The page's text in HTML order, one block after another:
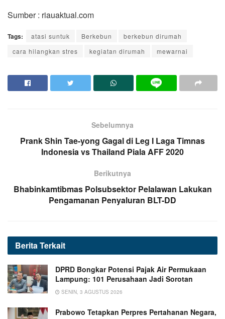
Sumber : riauaktual.com
Tags: atasi suntuk Berkebun
berkebun dirumah
cara hilangkan stres
kegiatan dirumah mewarnai
Sebelumnya
Prank Shin Tae-yong Gagal di Leg I Laga Timnas
Indonesia vs Thailand Piala AFF 2020
Berikutnya
Bhabinkamtibmas Polsubsektor Pelalawan Lakukan
Pengamanan Penyaluran BLT-DD
BeritaTerkait
DPRD Bongkar Potensi Pajak Air Permukaan
Lampung: 101 Perusahaan Jadi Sorotan
SENIN, 3 AGUSTUS 2026
Prabowo Tetapkan Perpres Pertahanan Negara,